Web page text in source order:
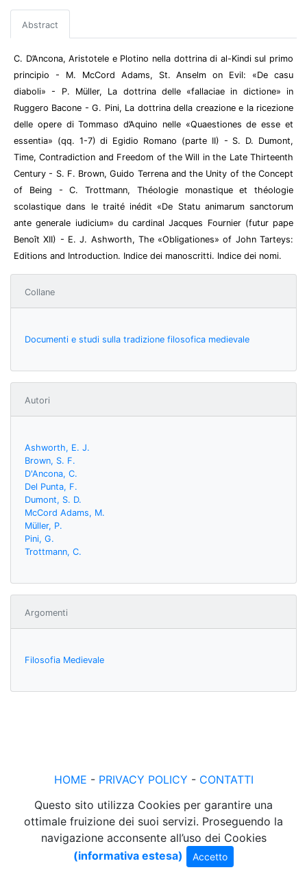
Abstract
C. D’Ancona, Aristotele e Plotino nella dottrina di al-Kindi sul primo
principio - M. McCord Adams, St. Anselm on Evil: «De casu
diaboli» - P. Müller, La dottrina delle «fallaciae in dictione» in
Ruggero Bacone - G. Pini, La dottrina della creazione e la ricezione
delle opere di Tommaso d’Aquino nelle «Quaestiones de esse et
essentia» (qq. 1-7) di Egidio Romano (parte II) - S. D. Dumont,
Time, Contradiction and Freedom of the Will in the Late Thirteenth
Century - S. F. Brown, Guido Terrena and the Unity of the Concept
of Being - C. Trottmann, Théologie monastique et théologie
scolastique dans le traité inédit «De Statu animarum sanctorum
ante generale iudicium» du cardinal Jacques Fournier (futur pape
Benoît XII) - E. J. Ashworth, The «Obligationes» of John Tarteys:
Editions and Introduction. Indice dei manoscritti. Indice dei nomi.
Collane
Documenti e studi sulla tradizione filosofica medievale
Autori
Ashworth, E. J.
Brown, S. F.
D'Ancona, C.
Del Punta, F.
Dumont, S. D.
McCord Adams, M.
Müller, P.
Pini, G.
Trottmann, C.
Argomenti
Filosofia Medievale
HOME - PRIVACY POLICY - CONTATTI
Questo sito utilizza Cookies per garantire una
ottimale fruizione dei suoi servizi. Proseguendo la
navigazione acconsente all’uso dei Cookies
(informativa estesa)
Accetto